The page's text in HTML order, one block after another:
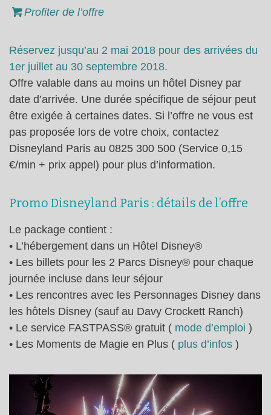
Profiter de l’offre
Réservez jusqu’au 2 mai 2018 pour des arrivées du
1er juillet au 30 septembre 2018.
Offre valable dans au moins un hôtel Disney par
date d’arrivée. Une durée spécifique de séjour peut
être exigée à certaines dates. Si l’offre ne vous est
pas proposée lors de votre choix, contactez
Disneyland Paris au 0825 300 500 (Service 0,15
€/min + prix appel) pour plus d’information.
Promo Disneyland Paris : détails de l’offre
Le package contient :
• L’hébergement dans un Hôtel Disney®
• Les billets pour les 2 Parcs Disney® pour chaque
journée incluse dans leur séjour
• Les rencontres avec les Personnages Disney dans
les hôtels Disney (sauf au Davy Crockett Ranch)
• Le service FASTPASS® gratuit ( mode d’emploi )
• Les Moments de Magie en Plus ( plus d’infos )